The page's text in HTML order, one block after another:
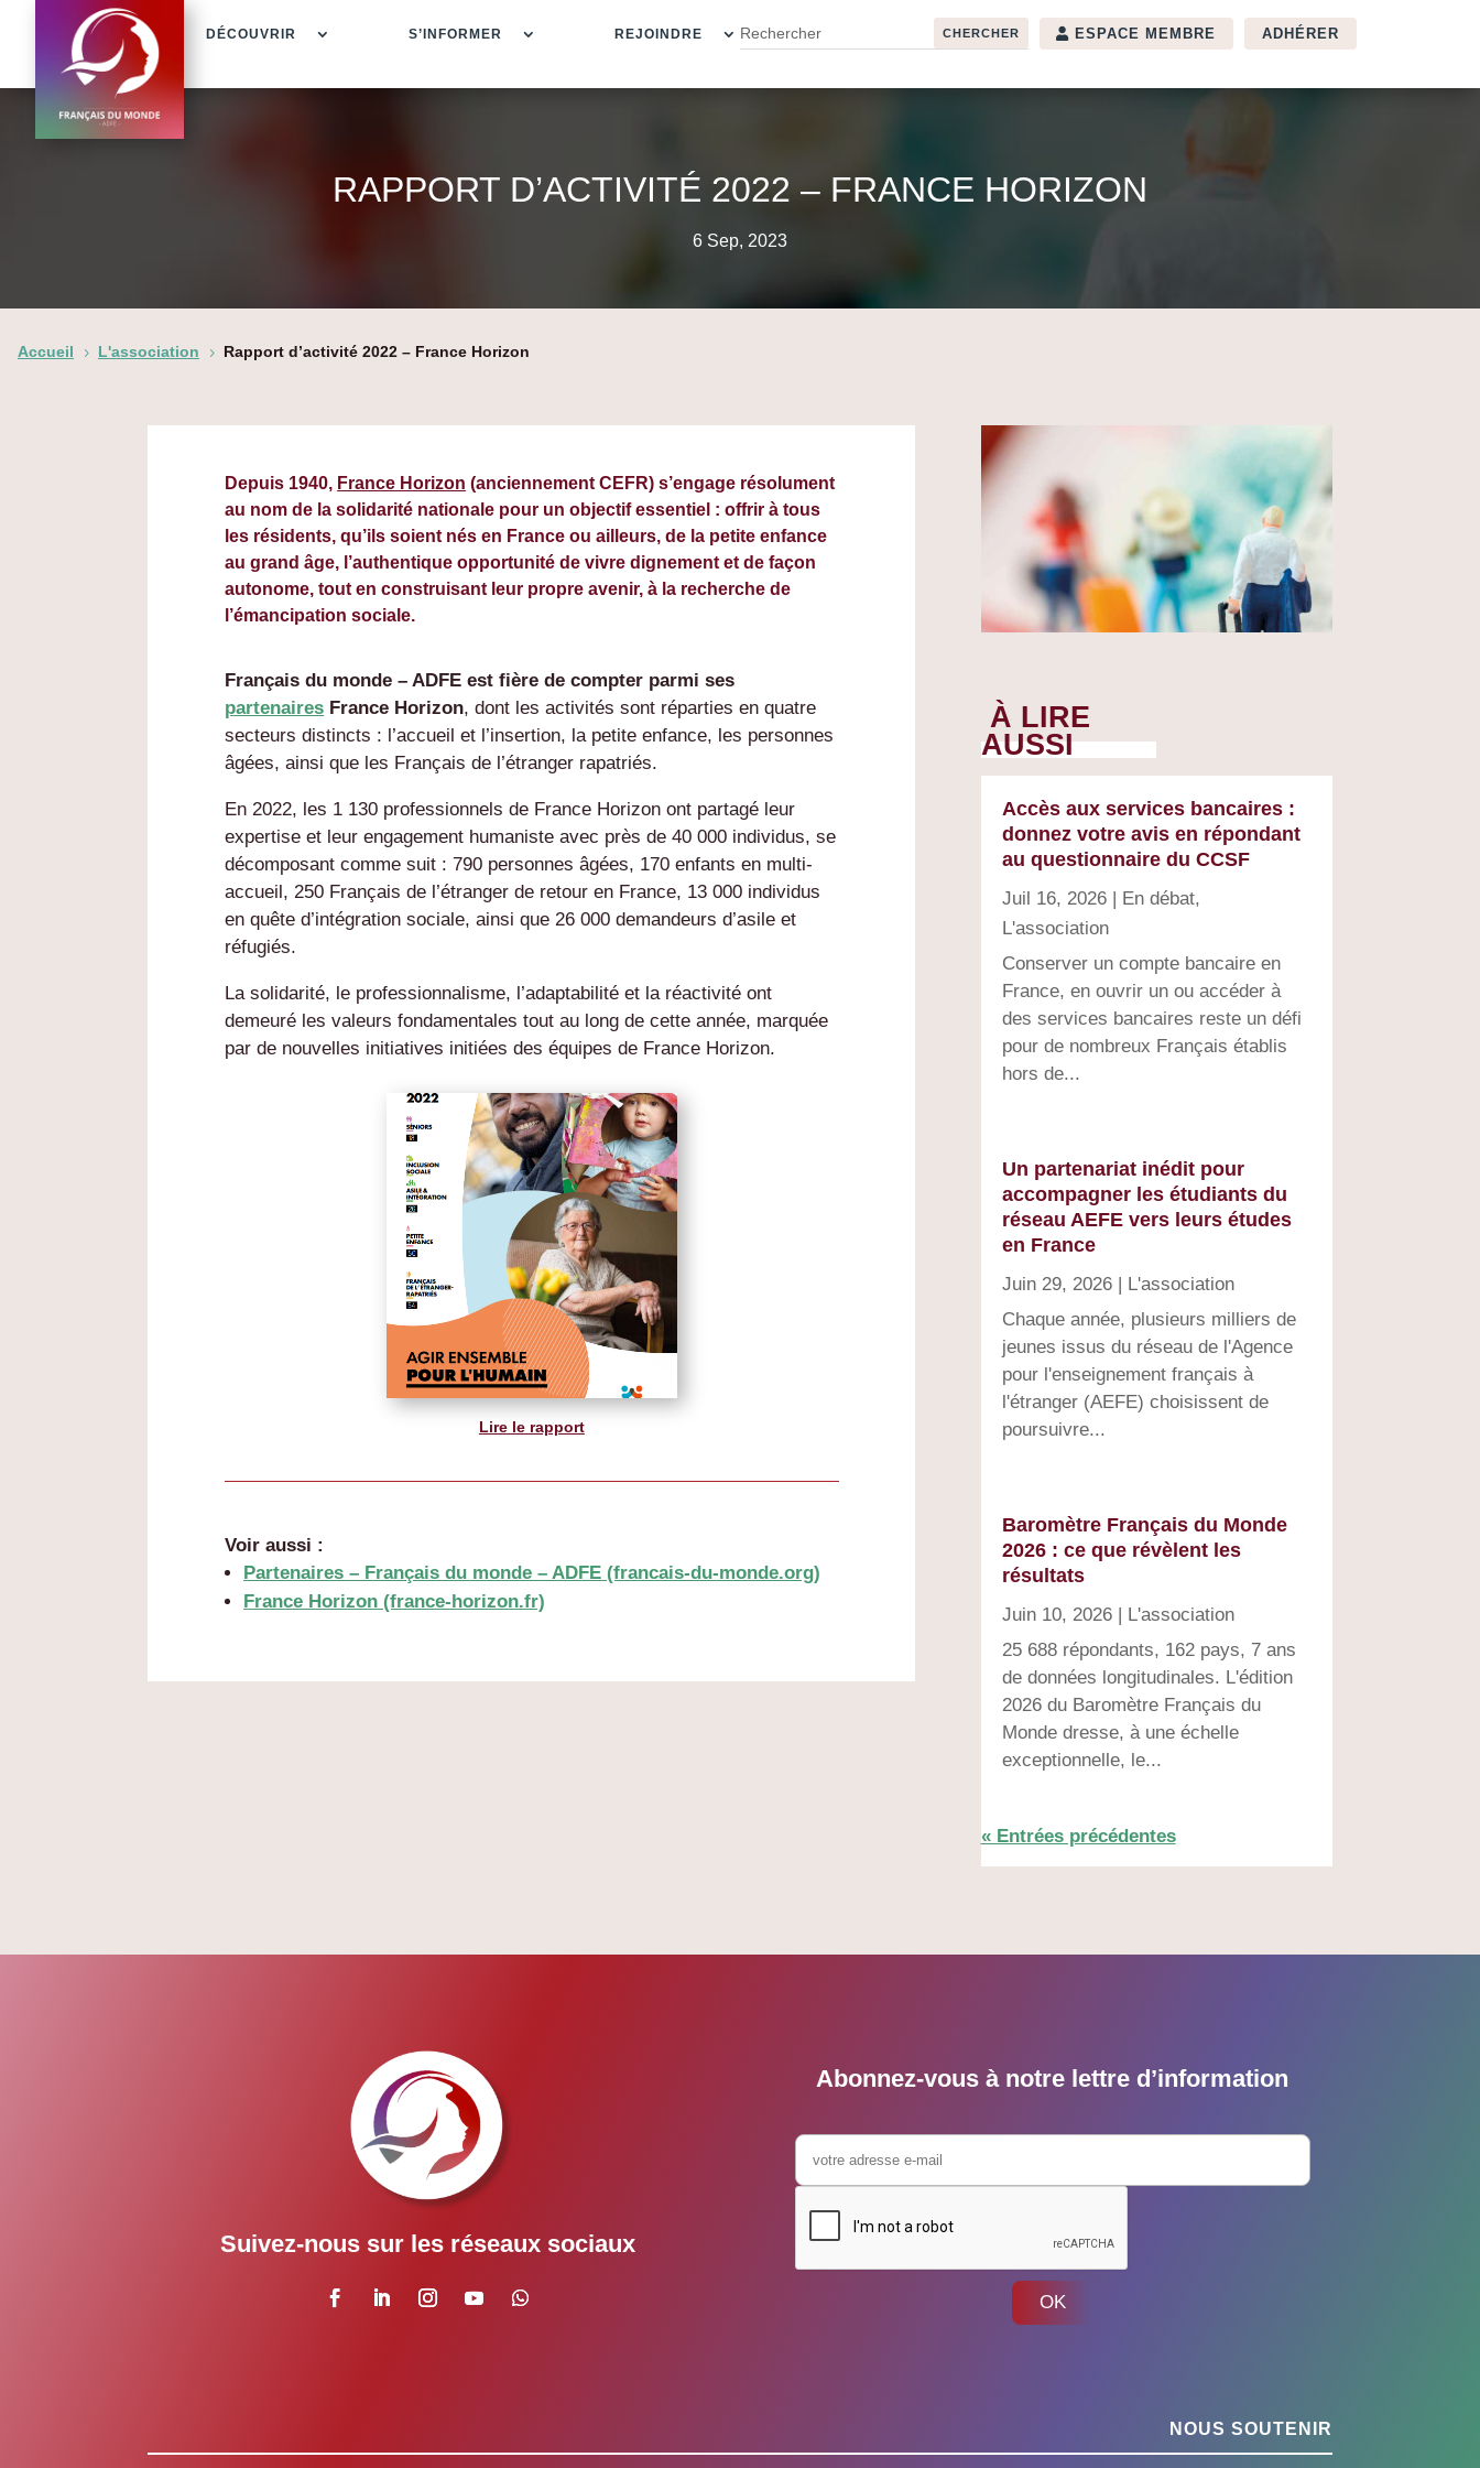
DÉCOUVRIR S’INFORMER REJOINDRE ESPACE MEMBRE ADHÉRER
RAPPORT D’ACTIVITÉ 2022 – FRANCE HORIZON
6 Sep, 2023
Accueil 5 L'association 5 Rapport d’activité 2022 – France Horizon
Depuis 1940, France Horizon (anciennement CEFR) s’engage résolument
au nom de la solidarité nationale pour un objectif essentiel : offrir à tous
les résidents, qu’ils soient nés en France ou ailleurs, de la petite enfance
au grand âge, l’authentique opportunité de vivre dignement et de façon
autonome, tout en construisant leur propre avenir, à la recherche de
l’émancipation sociale.
Français du monde – ADFE est fière de compter parmi ses
partenaires France Horizon, dont les activités sont réparties en quatre
secteurs distincts : l’accueil et l’insertion, la petite enfance, les personnes
âgées, ainsi que les Français de l’étranger rapatriés.
En 2022, les 1 130 professionnels de France Horizon ont partagé leur
expertise et leur engagement humaniste avec près de 40 000 individus, se
décomposant comme suit : 790 personnes âgées, 170 enfants en multi-
accueil, 250 Français de l’étranger de retour en France, 13 000 individus
en quête d’intégration sociale, ainsi que 26 000 demandeurs d’asile et
réfugiés.
La solidarité, le professionnalisme, l’adaptabilité et la réactivité ont
demeuré les valeurs fondamentales tout au long de cette année, marquée
par de nouvelles initiatives initiées des équipes de France Horizon.
Lire le rapport
Voir aussi :
Partenaires – Français du monde – ADFE (francais-du-monde.org)
France Horizon (france-horizon.fr)
À LIRE
AUSSI
Accès aux services bancaires :
donnez votre avis en répondant
au questionnaire du CCSF
Juil 16, 2026| En débat,
L'association
Conserver un compte bancaire en
France, en ouvrir un ou accéder à
des services bancaires reste un défi
pour de nombreux Français établis
hors de...
Un partenariat inédit pour
accompagner les étudiants du
réseau AEFE vers leurs études
en France
Juin 29, 2026| L'association
Chaque année, plusieurs milliers de
jeunes issus du réseau de l'Agence
pour l'enseignement français à
l'étranger (AEFE) choisissent de
poursuivre...
Baromètre Français du Monde
2026 : ce que révèlent les
résultats
Juin 10, 2026| L'association
25 688 répondants, 162 pays, 7 ans
de données longitudinales. L'édition
2026 du Baromètre Français du
Monde dresse, à une échelle
exceptionnelle, le...
« Entrées précédentes
Suivez-nous sur les réseaux sociaux
Abonnez-vous à notre lettre d’information
OK
NOUS SOUTENIR